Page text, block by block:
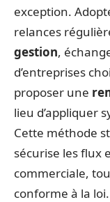
exception.
relances
gestion,
d’entreprises
proposer une
lieu d’appliquer
Cette méthode
sécurise les flux
commerciale,
conforme à la loi.